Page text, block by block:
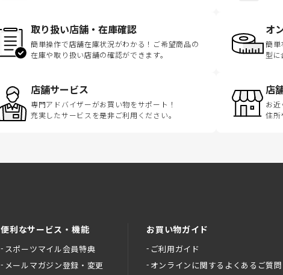
取り扱い店舗・在庫確認
簡単操作で店舗在庫状況がわかる！ご希望商品の
在庫や取り扱い店舗の確認ができます。
オ
簡単
型に
店舗サービス
専門アドバイザーがお買い物をサポート！
充実したサービスを是非ご利用ください。
店
お近
住所
便利なサービス・機能
スポーツマイル会員特典
メールマガジン登録・変更
お買い物ガイド
ご利用ガイド
オンラインに関するよくあるご質問